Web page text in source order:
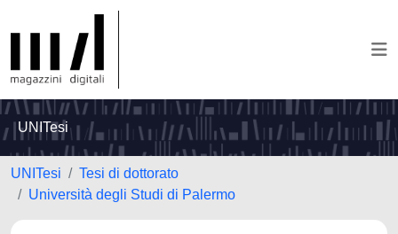
UNITesi
UNITesi
Tesi di dottorato
Università degli Studi di Palermo